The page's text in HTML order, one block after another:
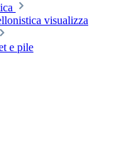
visualizza
e pile